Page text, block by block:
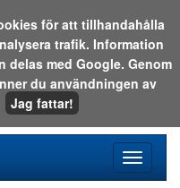
meny
för att tillhandahålla
trafik. Information
delas med Google. Genom
du användningen av
Jag fattar!